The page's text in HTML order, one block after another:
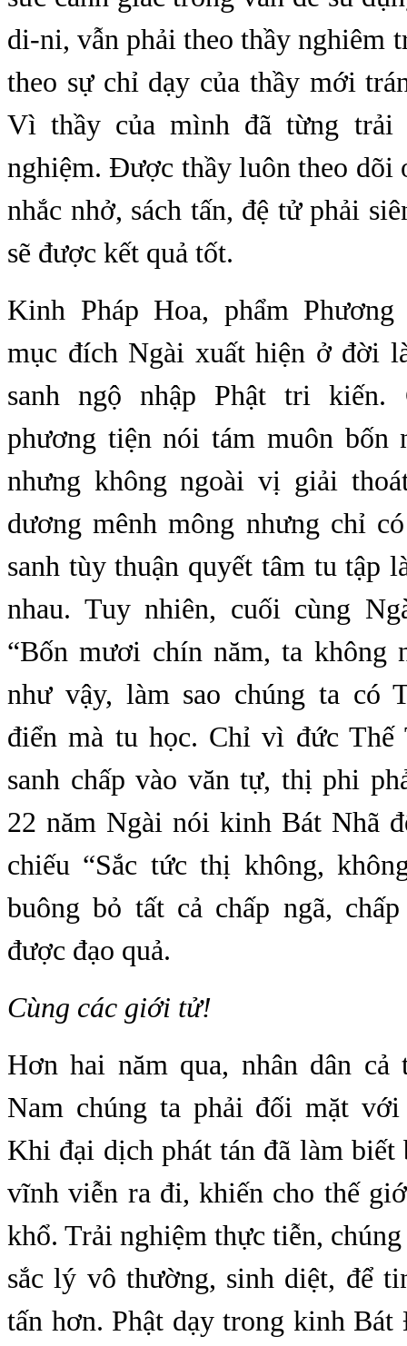
di-ni, vẫn phải theo thầy nghiêm
theo sự chỉ dạy của thầy mới
Vì thầy của mình đã từng trải
nghiệm. Được thầy luôn theo dõi
nhắc nhở, sách tấn, đệ tử phải
sẽ được kết quả tốt.
Kinh Pháp Hoa, phẩm
mục đích Ngài xuất hiện ở đời
sanh ngộ nhập Phật tri kiến.
phương tiện nói tám muôn bốn
nhưng không ngoài vị giải
dương mênh mông nhưng chỉ
sanh tùy thuận quyết tâm tu tập
nhau. Tuy nhiên, cuối cùng
“Bốn mươi chín năm, ta không
như vậy, làm sao chúng ta có
điển mà tu học. Chỉ vì đức Thế
sanh chấp vào văn tự, thị phi
22 năm Ngài nói kinh Bát Nhã
chiếu “Sắc tức thị không,
buông bỏ tất cả chấp ngã,
được đạo quả.
Cùng các giới tử!
Hơn hai năm qua, nhân dân
Nam chúng ta phải đối mặt
Khi đại dịch phát tán đã làm biết
vĩnh viễn ra đi, khiến cho thế
khổ. Trải nghiệm thực tiễn, chúng
sắc lý vô thường, sinh diệt, để
tấn hơn. Phật dạy trong kinh